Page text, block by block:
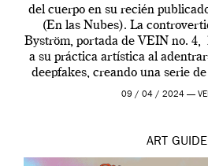
del cuerpo en su recién
(En las Nubes). La
Byström, portada de VEIN no. 4,
a su práctica artística al
deepfakes, creando una serie
por […]
09 / 04 / 2024 —
ART GUIDE